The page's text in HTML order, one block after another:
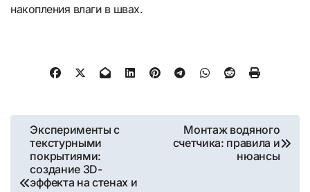
накопления влаги в швах.
Навигация
записям
Эксперименты с
текстурными
покрытиями:
создание 3D-
эффекта на стенах и
Монтаж водяного
счетчика: правила и
нюансы